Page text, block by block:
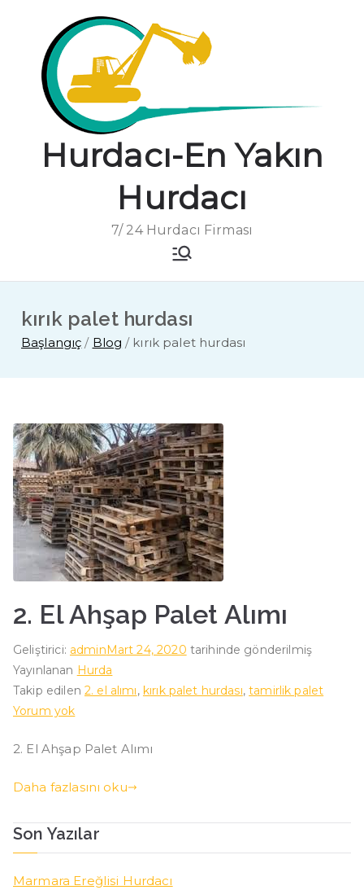
Hurdacı-En Yakın
Hurdacı
7/ 24 Hurdacı Firması
kırık palet hurdası
Başlangıç Blog kırık palet hurdası
2. El Ahşap Palet Alımı
Geliştirici: adminMart 24, 2020 tarihinde gönderilmiş
Yayınlanan Hurda
Takip edilen 2. el alımı, kırık palet hurdası,tamirlik palet
Yorum yok2.
Ahşap
Alımı
2. El Ahşap Palet Alımı
Daha fazlasını oku
Son Yazılar
Marmara Ereğlisi Hurdacı